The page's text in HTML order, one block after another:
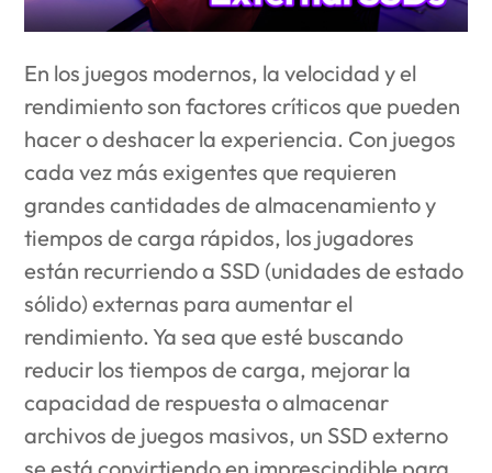
En los juegos modernos, la velocidad y el
rendimiento son factores críticos que pueden
hacer o deshacer la experiencia. Con juegos
cada vez más exigentes que requieren
grandes cantidades de almacenamiento y
tiempos de carga rápidos, los jugadores
están recurriendo a SSD (unidades de estado
sólido) externas para aumentar el
rendimiento. Ya sea que esté buscando
reducir los tiempos de carga, mejorar la
capacidad de respuesta o almacenar
archivos de juegos masivos, un SSD externo